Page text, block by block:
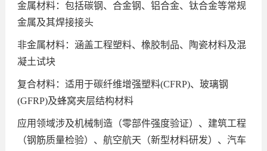
金属材料：包括碳钢、合金钢、铝合金、钛合金等常规
金属及其焊接接头
非金属材料：涵盖工程塑料、橡胶制品、陶瓷材料及混
凝土试块
复合材料：适用于碳纤维增强塑料(CFRP)、玻璃钢
(GFRP)及蜂窝夹层结构材料
应用领域涉及机械制造（零部件强度验证）、建筑工程
（钢筋质量检验）、航空航天（新型材料研发）、汽车